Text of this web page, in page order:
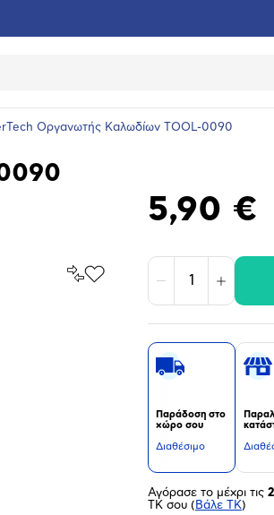
Οργανωτής Καλωδίων TOOL-0090
Σύγκρινέ
Προσθήκη
Αγαπημένα
5,90 €
Μείωση Αύξηση
Παράδοση στο
χώρο σου
Διαθέσιμο
Αγόρασε το μέχρι τις
ΤΚ σου ( Βάλε ΤΚ)